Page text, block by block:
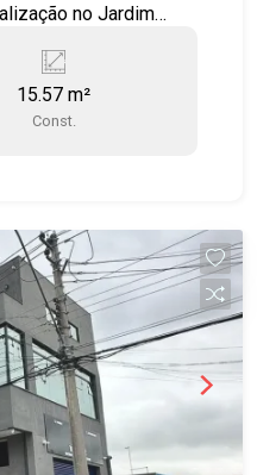
Municipal da
com comércio
#JardimIsmênia
15.57 m²
Const.